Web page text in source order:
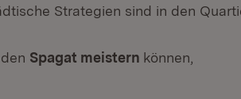
Strategien sind in den
Spagat meistern können,